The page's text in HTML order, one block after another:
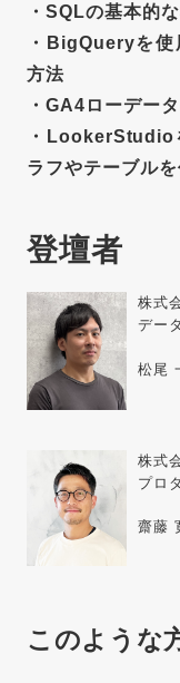
・ SQLの基本的
・
BigQueryを使
方法
・ GA4ローデー
・
LookerStudio
ラフやテーブル
登壇者
株式
デー
松尾
株式
プロ
齋藤
このような